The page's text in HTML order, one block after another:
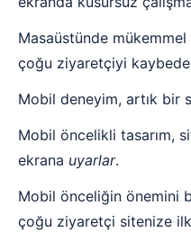
Masaüstünde
çoğu ziyaretçiyi
Mobil deneyim, artık bir
Mobil öncelikli tasarım,
ekrana uyarlar.
Mobil önceliğin önemini
çoğu ziyaretçi sitenize